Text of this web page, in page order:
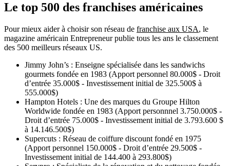
Le top 500 des franchises américaines
Pour mieux aider à choisir son réseau de franchise aux USA, le
magazine américain Entrepreneur publie tous les ans le classement
des 500 meilleurs réseaux US.
Jimmy John’s : Enseigne spécialisée dans les sandwichs
gourmets fondée en 1983 (Apport personnel 80.000$ - Droit
d’entrée 35.000$ - Investissement initial de 325.500$ à
555.000$)
Hampton Hotels : Une des marques du Groupe Hilton
Worldwide fondée en 1983 (Apport personnnel 3.750.000$ -
Droit d’entrée 75.000$ - Investissement initial de 3.793.600 $
à 14.146.500$)
Supercuts : Réseau de coiffure discount fondé en 1975
(Apport personnel 150.000$ - Droit d’entrée 29.500$ -
Investissement initial de 144.400 à 293.800$)